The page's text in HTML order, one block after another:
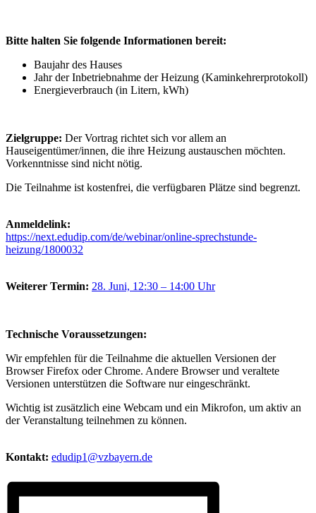
Bitte halten Sie folgende Informationen bereit:
Baujahr des Hauses
Jahr der Inbetriebnahme der Heizung (Kaminkehrerprotokoll)
Energieverbrauch (in Litern, kWh)
Zielgruppe: Der Vortrag richtet sich vor allem an
Hauseigentümer/innen, die ihre Heizung austauschen möchten.
Vorkenntnisse sind nicht nötig.
Die Teilnahme ist kostenfrei, die verfügbaren Plätze sind begrenzt.
Anmeldelink:
https://next.edudip.com/de/webinar/online-sprechstunde-
heizung/1800032
Weiterer Termin: 28. Juni, 12:30 – 14:00 Uhr
Technische Voraussetzungen:
Wir empfehlen für die Teilnahme die aktuellen Versionen der
Browser Firefox oder Chrome. Andere Browser und veraltete
Versionen unterstützen die Software nur eingeschränkt.
Wichtig ist zusätzlich eine Webcam und ein Mikrofon, um aktiv an
der Veranstaltung teilnehmen zu können.
Kontakt: edudip1@vzbayern.de